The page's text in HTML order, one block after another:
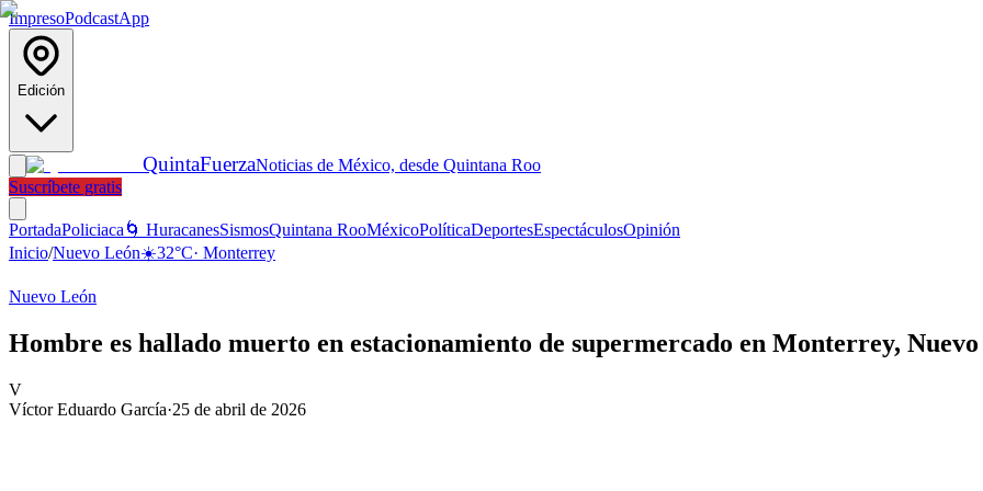
ImpresoPodcastApp
Edición
QuintaFuerzaNoticias de México, desde Quintana Roo
Suscríbete gratis
PortadaPoliciaca 🌀 HuracanesSismosQuintana RooMéxicoPolíticaDeportesEspectáculosOpinión
Inicio/Nuevo León☀️32°C· Monterrey
Nuevo León
Hombre es hallado muerto en estacionamiento de supermercado en Monterrey,
V
Víctor Eduardo García·25 de abril de 2026